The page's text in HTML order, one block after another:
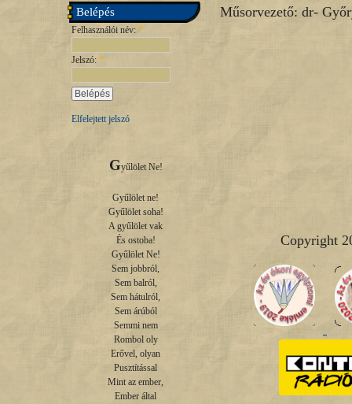
Belépés
Felhasználói név: *
Jelszó: *
Elfelejtett jelszó
Gyűlölet Ne!
Gyűlölet ne!
Gyűlölet soha!
A gyűlölet vak
És ostoba!
Gyűlölet Ne!
Sem jobbról,
Sem balról,
Sem hátulról,
Sem árúból
Semmi nem
Rombol oly
Erővel, olyan
Pusztítással
Mint az ember,
Ember által
Műsorvezető: dr-
Copyright